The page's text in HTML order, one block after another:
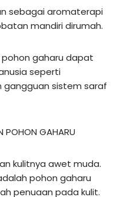
sebagai aromaterapi
mandiri dirumah.
gaharu dapat
seperti
gangguan sistem saraf
POHON GAHARU
kulitnya awet muda.
pohon gaharu
penuaan pada kulit.